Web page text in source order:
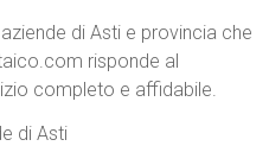
di Asti e provincia che
risponde al
completo e affidabile.
di Asti